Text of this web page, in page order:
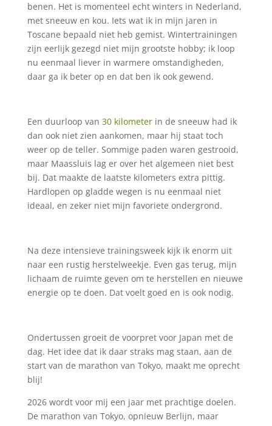
benen. Het is momenteel echt winters in Nederland,
met sneeuw en kou. Iets wat ik in mijn jaren in
Toscane bepaald niet heb gemist. Wintertrainingen
zijn eerlijk gezegd niet mijn grootste hobby; ik loop
nu eenmaal liever in warmere omstandigheden,
daar ga ik beter op en dat ben ik ook gewend.
Een duurloop van 30 kilometerin de sneeuw had ik
dan ook niet zien aankomen, maar hij staat toch
weer op de teller. Sommige paden waren gestrooid,
maar Maassluis lag er over het algemeen niet best
bij. Dat maakte de laatste kilometers extra pittig.
Hardlopen op gladde wegen is nu eenmaal niet
ideaal, en zeker niet mijn favoriete ondergrond.
Na deze intensieve trainingsweek kijk ik enorm uit
naar een rustig herstelweekje. Even gas terug, mijn
lichaam de ruimte geven om te herstellen en nieuwe
energie op te doen. Dat voelt goed en is ook nodig.
Ondertussen groeit de voorpret voor Japan met de
dag. Het idee dat ik daar straks mag staan, aan de
start van de marathon van Tokyo, maakt me oprecht
blij!
2026 wordt voor mij een jaar met prachtige doelen.
De marathon van Tokyo, opnieuw Berlijn, maar